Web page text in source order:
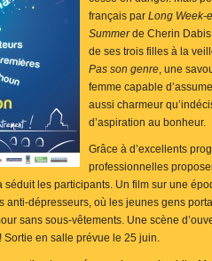
français par Long Week-
Summerde Cherin
de ses trois filles à la
Pas son genre, une
femme capable
aussi charmeur
d’aspiration au bonheur.
Grâce à d’excellents
professionnelles
séduit les participants. Un film sur une
anti-dépresseurs, où les jeunes gens
sans sous-vêtements. Une scène
Sortie en salle prévue le 25 juin.